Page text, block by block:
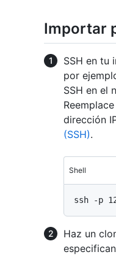
Importar
SSH en tu
por
SSH en el
dirección
(SSH).
Shell
Haz un